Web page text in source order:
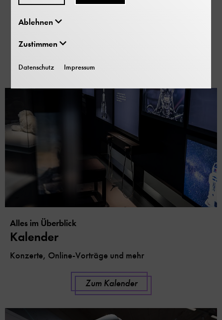
Mehr erfahren
Alles im Überblick
Kalender
Konzerte, Online-Vorträge und mehr
Zum Kalender
Ablehnen
Zustimmen
Datenschutz Impressum